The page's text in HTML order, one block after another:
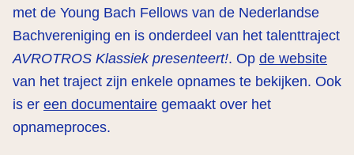
met de Young Bach Fellows van de Nederlandse
Bachvereniging en is onderdeel van het talenttraject
AVROTROS Klassiek presenteert!. Op de website
van het traject zijn enkele opnames te bekijken. Ook
is er een documentaire gemaakt over het
opnameproces.